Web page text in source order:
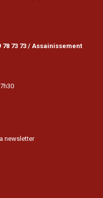
78 73 73 / Assainissement
newsletter